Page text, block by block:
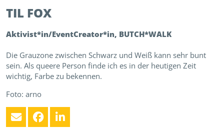
TIL FOX
Aktivist*in/EventCreator*in, BUTCH*WALK
Die Grauzone zwischen Schwarz und Weiß kann sehr bunt
sein. Als queere Person finde ich es in der heutigen Zeit
wichtig, Farbe zu bekennen.
Foto: arno